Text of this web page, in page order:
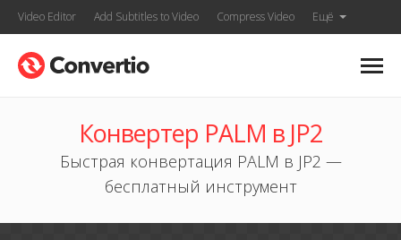
Video Editor Add Subtitles to Video Compress Video Ещё
Конвертер PALM в JP2
Быстрая конвертация PALM в JP2 —
бесплатный инструмент